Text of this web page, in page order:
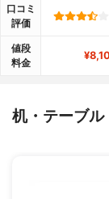
口コミ
評価
値段
料金
机・テーブ